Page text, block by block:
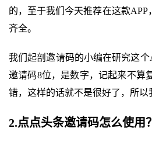
的，至于我们今天推荐在这款
齐全。
我们起剖邀请码的小编在研究这
邀请码8位，是数字，记起来不算
错，这样的话就不是很好了，所以
2.点点头条邀请码怎么使用？